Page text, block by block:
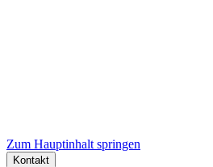
Zum Hauptinhalt springen
Kontakt